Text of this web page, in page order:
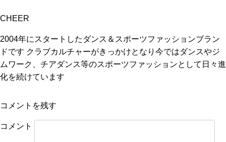
CHEER
2004年にスタートしたダンス＆スポーツファッションブラン
ドです クラブカルチャーがきっかけとなり今ではダンスやジ
ムワーク、チアダンス等のスポーツファッションとして日々進
化を続けています
コメントを残す
コメント